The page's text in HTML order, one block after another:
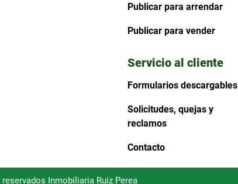
Publicar para arrendar
Publicar para vender
Servicio al cliente
Formularios descargables
Solicitudes, quejas y
reclamos
Contacto
Inmobiliaria Ruiz Perea